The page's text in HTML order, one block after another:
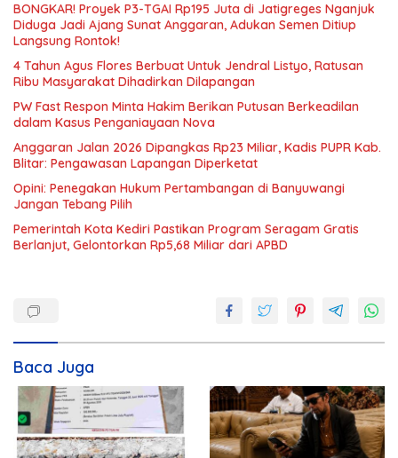
BONGKAR! Proyek P3-TGAI Rp195 Juta di Jatigreges Nganjuk
Diduga Jadi Ajang Sunat Anggaran, Adukan Semen Ditiup
Langsung Rontok!
4 Tahun Agus Flores Berbuat Untuk Jendral Listyo, Ratusan
Ribu Masyarakat Dihadirkan Dilapangan
PW Fast Respon Minta Hakim Berikan Putusan Berkeadilan
dalam Kasus Penganiayaan Nova
Anggaran Jalan 2026 Dipangkas Rp23 Miliar, Kadis PUPR Kab.
Blitar: Pengawasan Lapangan Diperketat
Opini: Penegakan Hukum Pertambangan di Banyuwangi
Jangan Tebang Pilih
Pemerintah Kota Kediri Pastikan Program Seragam Gratis
Berlanjut, Gelontorkan Rp5,68 Miliar dari APBD
Baca Juga